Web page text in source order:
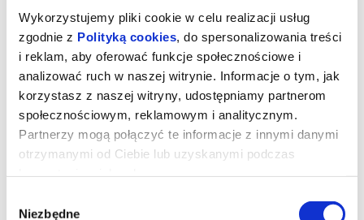
Wykorzystujemy pliki cookie w celu realizacji usług
zgodnie z Polityką cookies , do spersonalizowania treści
i reklam, aby oferować funkcje społecznościowe i
analizować ruch w naszej witrynie. Informacje o tym, jak
korzystasz z naszej witryny, udostępniamy partnerom
społecznościowym, reklamowym i analitycznym.
Partnerzy mogą połączyć te informacje z innymi danymi
otrzymanymi od Ciebie lub uzyskanymi podczas
zgody
Niezbędne
Drzewo magii
„Drzewo magii” to spektakularna i pełna ciepła ekranizacja na
podstawie uwielbianej serii książek dla dzieci autorstwa Enit
Polly i Tim wraz z trójką dzieci to współczesna rodzina, która staje
prowincję. Wkrótce po przyjeździe okazuje się, że najmłodsi
muszą obejść się bez Wi-Fi i ukochanych elektronicznych